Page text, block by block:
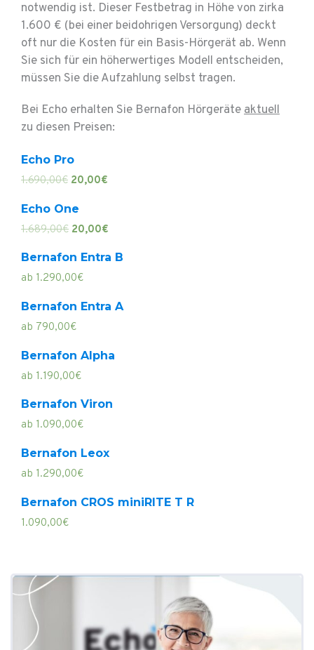
notwendig ist. Dieser Festbetrag in Höhe von zirka
1.600 € (bei einer beidohrigen Versorgung) deckt
oft nur die Kosten für ein Basis-Hörgerät ab. Wenn
Sie sich für ein höherwertiges Modell entscheiden,
müssen Sie die Aufzahlung selbst tragen.
Bei Echo erhalten Sie Bernafon Hörgeräteaktuell
zu diesen Preisen:
Echo Pro
1.690,00€
Ursprünglicher
war:
20,00€
Echo One
1.689,00€
Ursprünglicher
war:
20,00€
Bernafon Entra B
ab 1.290,00€
Bernafon Entra A
ab 790,00€
Bernafon Alpha
ab 1.190,00€
Bernafon Viron
ab 1.090,00€
Bernafon Leox
ab 1.290,00€
Bernafon CROS miniRITE T R
1.090,00€